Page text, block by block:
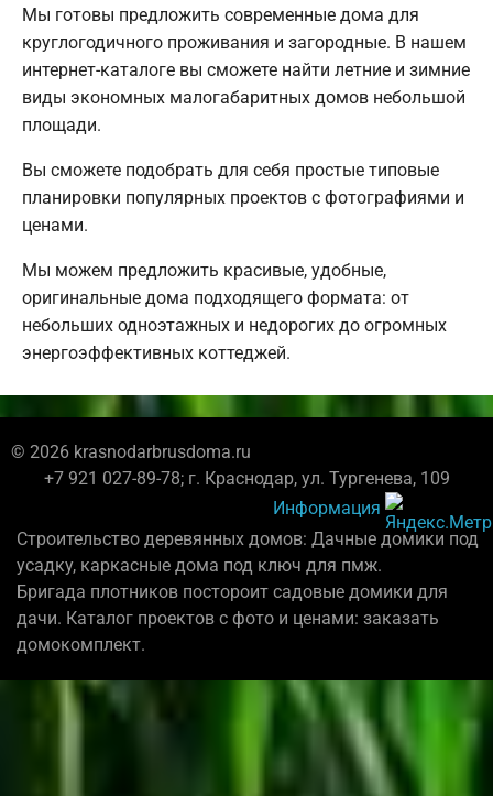
Мы готовы предложить современные дома для
круглогодичного проживания и загородные. В нашем
интернет-каталоге вы сможете найти летние и зимние
виды экономных малогабаритных домов небольшой
площади.
Вы сможете подобрать для себя простые типовые
планировки популярных проектов с фотографиями и
ценами.
Мы можем предложить красивые, удобные,
оригинальные дома подходящего формата: от
небольших одноэтажных и недорогих до огромных
энергоэффективных коттеджей.
© 2026 krasnodarbrusdoma.ru
+7 921 027-89-78; г. Краснодар, ул. Тургенева, 109
Информация
Строительство деревянных домов: Дачные домики под
усадку, каркасные дома под ключ для пмж.
Бригада плотников постороит садовые домики для
дачи. Каталог проектов с фото и ценами: заказать
домокомплект.